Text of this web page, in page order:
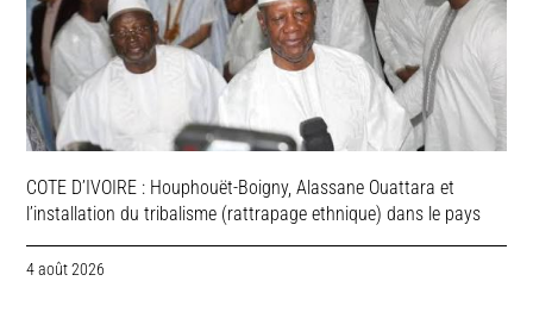
COTE D’IVOIRE : Houphouët-Boigny, Alassane Ouattara et
l’installation du tribalisme (rattrapage ethnique) dans le pays
4 août 2026